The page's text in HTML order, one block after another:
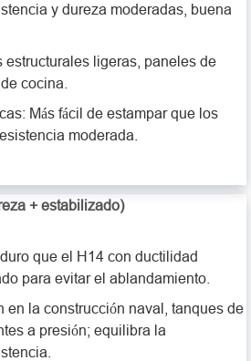
y dureza moderadas, buena
ligeras, paneles de
cocina.
Más fácil de estampar que los
moderada.
+ estabilizado)
que el H14 con ductilidad
para evitar el ablandamiento.
en la construcción naval, tanques de
a presión; equilibra la